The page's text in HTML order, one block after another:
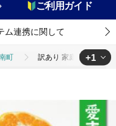
ご利用ガイド
ム連携に関して
町 訳あり 家庭用 ぽんか
+1